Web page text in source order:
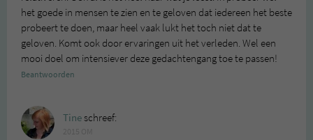
het goede in mensen te zien en te geloven dat iedereen het beste
probeert te doen, maar heel vaak lukt het toch niet dat te
geloven. Komt ook door ervaringen uit het verleden. Wel een
mooi doel om intensiever deze gedachtengang toe te passen!
Beantwoorden
Tineschreef: